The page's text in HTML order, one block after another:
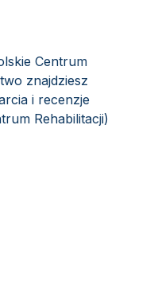
Centrum
znajdziesz
i recenzje
Rehabilitacji)